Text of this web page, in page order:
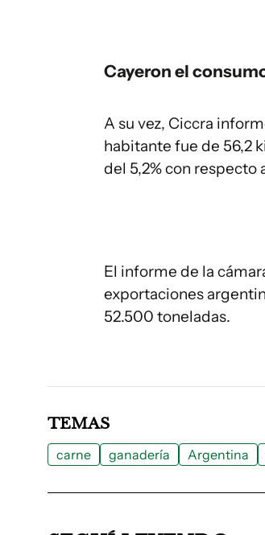
Cayeron el
A su vez, Ciccra
habitante fue de 56,2
del 5,2% con respecto
El informe de la
exportaciones
52.500 toneladas.
TEMAS
carne ganadería Argentina